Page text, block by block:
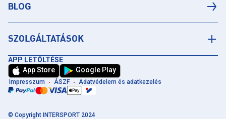
BLOG
SZOLGÁLTATÁSOK
APP LETÖLTÉSE
App Store
Google Play
Impresszum ÁSZF Adatvédelem és adatkezelés
© Copyright INTERSPORT 2024